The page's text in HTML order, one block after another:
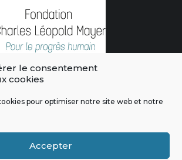
le consentement
cookies
pour optimiser notre site web et notre
Accepter
de ce site sont publiés sous licence
|Politique de confidentialité